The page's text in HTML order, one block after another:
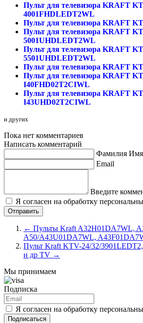
Пульт для телевизора KRAFT
4001FHDLEDT2WL
Пульт для телевизора KRAFT
Пульт для телевизора KRAFT
5001UHDLEDT2WL
Пульт для телевизора KRAFT
5501UHDLEDT2WL
Пульт для телевизора KRAFT
Пульт для телевизора KRAFT
I40FHD02T2CIWL
Пульт для телевизора KRAFT
I43UHD02T2CIWL
и других
Пока нет комментариев
Написать комментарий
Фамилия Имя
Email
Введите
Я согласен на обработку
← Пульты Kraft A32H01DA7WL,
A50/A43U01DA7WL,
Пульт Kraft KTV-24/32/
и др TV →
Мы принимаем
Подписка
Я согласен на обработку
Подписаться